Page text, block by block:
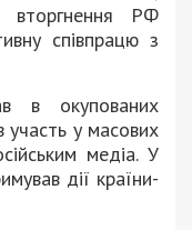
вторгнення РФ
співпрацю з
в окупованих
участь у масових
медіа. У
дії країни-